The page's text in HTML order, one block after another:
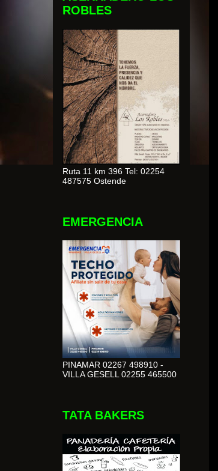
ROBLES
Ruta 11 km 396 Tel: 02254
487575 Ostende
EMERGENCIA
PINAMAR 02267 498910 -
VILLA GESELL 02255 465500
TATA BAKERS